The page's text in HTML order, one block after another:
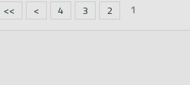
1
2
3
4
>
>>